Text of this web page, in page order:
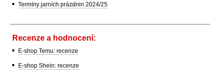
Termíny jarních prázdnin 2024/25
Recenze a hodnocení:
E-shop Temu: recenze
E-shop Shein: recenze